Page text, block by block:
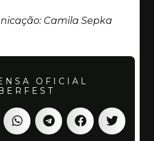
Camila Sepka
OFICIAL